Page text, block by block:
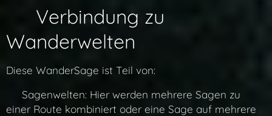
🔗 Verbindung zu
Wanderwelten
Diese WanderSage ist Teil von:
👉 Sagenwelten: Hier werden mehrere Sagen zu
einer Route kombiniert oder eine Sage auf mehrere